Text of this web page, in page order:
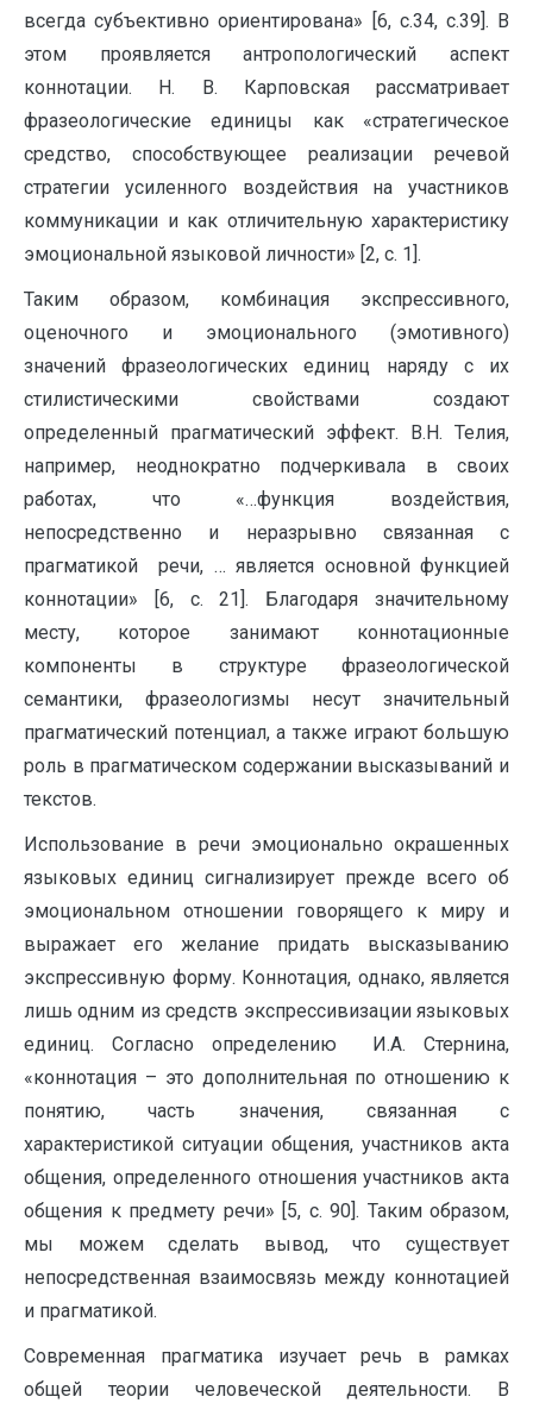
всегда субъективно ориентирована» [6, c.34, c.39]. В
этом проявляется антропологический аспект
коннотации. Н. В. Карповская рассматривает
фразеологические единицы как «стратегическое
средство, способствующее реализации речевой
стратегии усиленного воздействия на участников
коммуникации и как отличительную характеристику
эмоциональной языковой личности» [2, c. 1].
Таким образом, комбинация экспрессивного,
оценочного и эмоционального (эмотивного)
значений фразеологических единиц наряду с их
стилистическими свойствами создают
определенный прагматический эффект. В.Н. Телия,
например, неоднократно подчеркивала в своих
работах, что «…функция воздействия,
непосредственно и неразрывно связанная с
прагматикой речи, … является основной функцией
коннотации» [6, c. 21]. Благодаря значительному
месту, которое занимают коннотационные
компоненты в структуре фразеологической
семантики, фразеологизмы несут значительный
прагматический потенциал, а также играют большую
роль в прагматическом содержании высказываний и
текстов.
Использование в речи эмоционально окрашенных
языковых единиц сигнализирует прежде всего об
эмоциональном отношении говорящего к миру и
выражает его желание придать высказыванию
экспрессивную форму. Коннотация, однако, является
лишь одним из средств экспрессивизации языковых
единиц. Согласно определению И.А. Стернина,
«коннотация – это дополнительная по отношению к
понятию, часть значения, связанная с
характеристикой ситуации общения, участников акта
общения, определенного отношения участников акта
общения к предмету речи» [5, c. 90]. Таким образом,
мы можем сделать вывод, что существует
непосредственная взаимосвязь между коннотацией
и прагматикой.
Современная прагматика изучает речь в рамках
общей теории человеческой деятельности. В